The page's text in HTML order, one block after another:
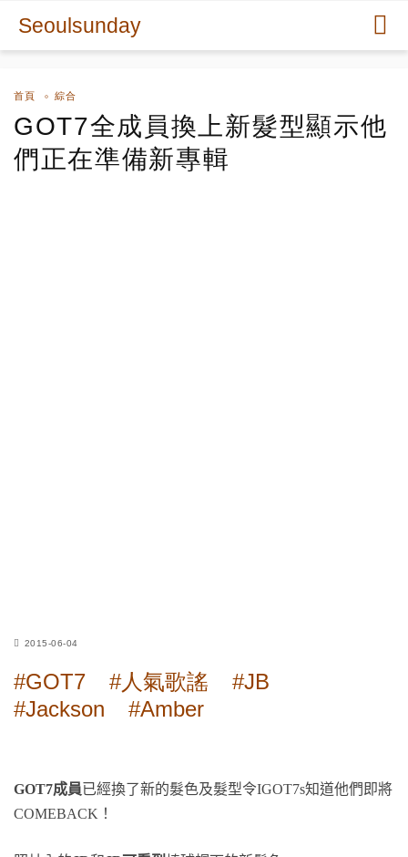
Seoulsunday
首頁 綜合
GOT7全成員換上新髮型顯示他
們正在準備新專輯
2015-06-04
#GOT7 #人氣歌謠
#JB
#Jackson
#Amber
GOT7成員已經換了新的髮色及髮型令IGOT7s知道他們即將
COMEBACK！